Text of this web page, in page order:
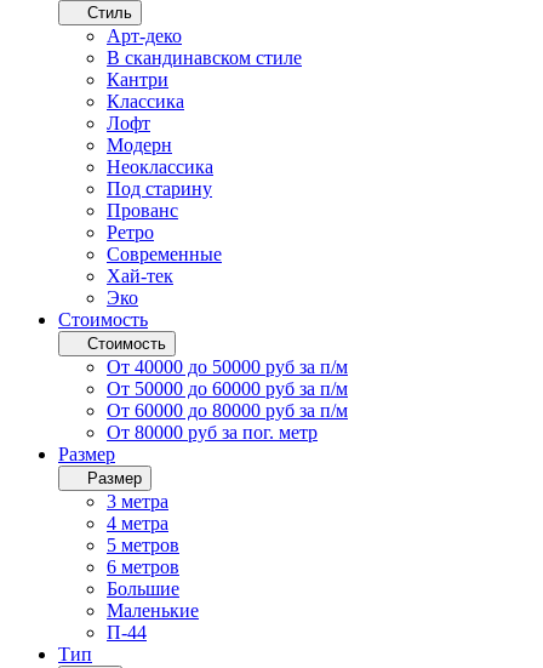
Стиль
Арт-деко
В скандинавском стиле
Кантри
Классика
Лофт
Модерн
Неоклассика
Под старину
Прованс
Ретро
Современные
Хай-тек
Эко
Стоимость
Стоимость
От 40000 до 50000 руб за п/м
От 50000 до 60000 руб за п/м
От 60000 до 80000 руб за п/м
От 80000 руб за пог. метр
Размер
Размер
3 метра
4 метра
5 метров
6 метров
Большие
Маленькие
П-44
Тип